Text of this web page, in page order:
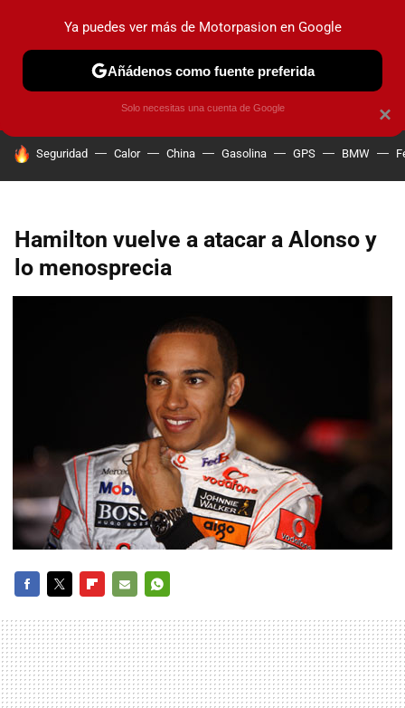
PRUEBAS COCHES ELÉCTRICOS OBSERVATORIO
HOY SE HABLA DE
Seguridad Calor China Gasolina GPS BMW
Hamilton vuelve a atacar a Alonso y
lo menosprecia
MAIL
×
Ya puedes ver más de Motorpasion en Google
Añádenos como fuente preferida
Solo necesitas una cuenta de Google